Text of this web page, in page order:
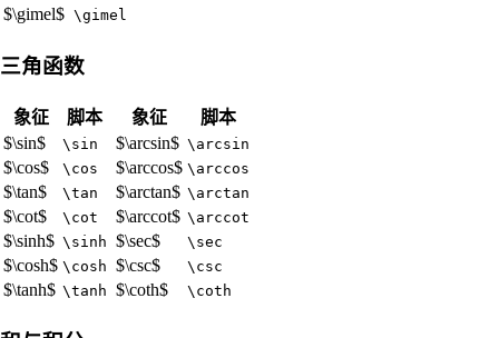
$\gimel$ \gimel
三角函数
象征 脚本 象征
脚本
$\sin$
\sin $\arcsin$ \arcsin
$\cos$ \cos $\arccos$ \arccos
$\tan$ \tan $\arctan$ \arctan
$\cot$ \cot $\arccot$ \arccot
$\sinh$ \sinh $\sec$ \sec
$\cosh$ \cosh $\csc$ \csc
$\tanh$ \tanh $\coth$ \coth